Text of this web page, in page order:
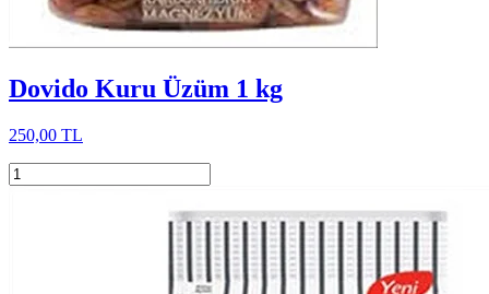
Dovido Kuru Üzüm 1 kg
250,00 TL